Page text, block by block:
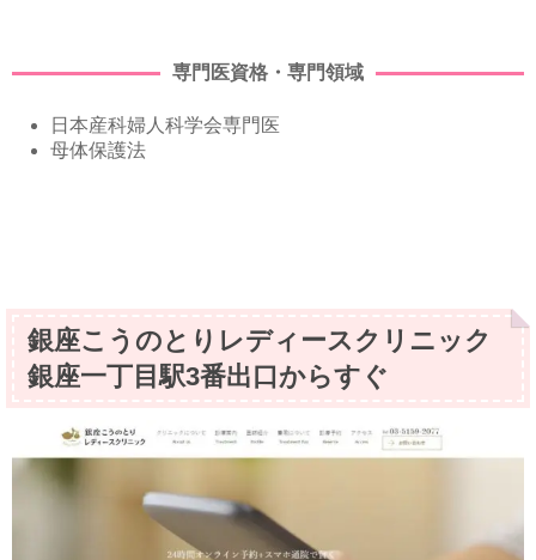
専門医資格・専門領域
日本産科婦人科学会専門医
母体保護法
銀座こうのとりレディースクリニック
銀座一丁目駅3番出口からすぐ